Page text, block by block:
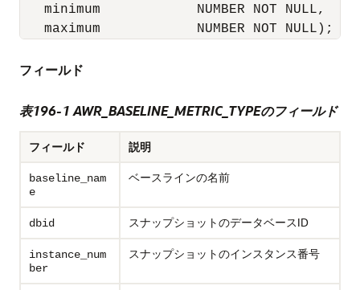
   minimum            NUMBER NOT NULL,
   maximum            NUMBER NOT NULL);
フィールド
表196-1 AWR_BASELINE_METRIC_TYPEのフィールド
フィールド 説明
baseline_nam
e
ベースラインの名前
dbid スナップショットのデータベースID
instance_num
ber
スナップショットのインスタンス番号